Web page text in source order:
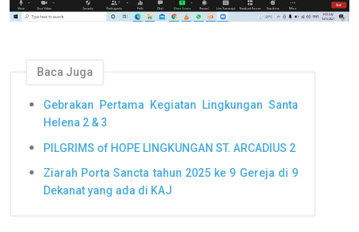
Baca Juga
Gebrakan Pertama Kegiatan Lingkungan Santa
Helena 2 & 3
PILGRIMS of HOPE LINGKUNGAN ST. ARCADIUS 2
Ziarah Porta Sancta tahun 2025 ke 9 Gereja di 9
Dekanat yang ada di KAJ